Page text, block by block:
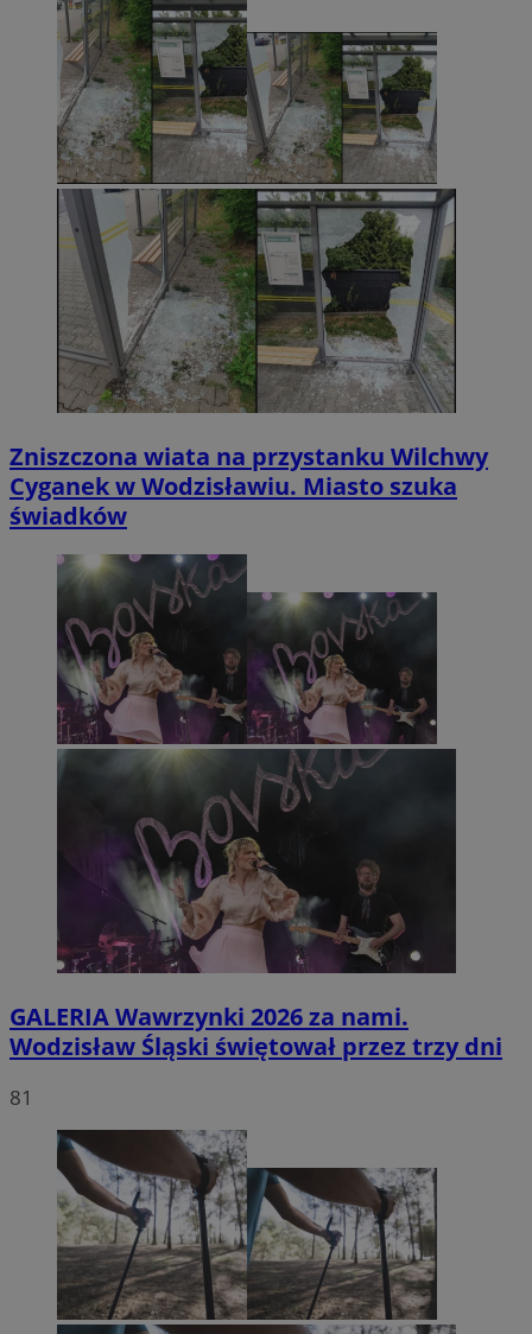
Zniszczona wiata na przystanku Wilchwy
Cyganek w Wodzisławiu. Miasto szuka
świadków
GALERIAWawrzynki 2026 za nami.
Wodzisław Śląski świętował przez trzy dni
81